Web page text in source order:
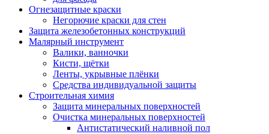
Огнезащитные краски
Негорючие краски для стен
Защита железобетонных конструкций
Малярный инструмент
Валики, ванночки
Кисти, щётки
Ленты, укрывные плёнки
Средства индивидуальной защиты
Строительная химия
Защита минеральных поверхностей
Очистка минеральных поверхностей
Антистатический наливной пол